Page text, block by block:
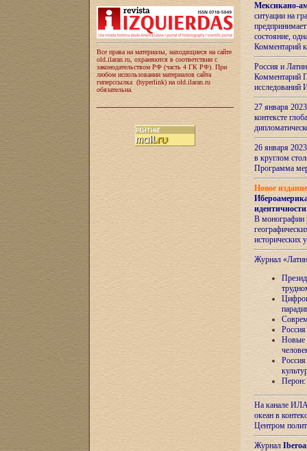
Все права на материалы, находящиеся на сайте
old.ilaran.ru, охраняются в соответствии с
законодательством РФ (часть 4 ГК РФ). При
любом использовании материалов сайта
гиперссылка (hyperlink) на old.ilaran.ru
обязательна.
Мексикано-
ситуации на
состояние,
Комментарий
Россия и
Комментарий
27 января
контексте
26 января
в круглом
Программа
Новое
идентичности
В монографии
исторических
Журнал
Новые
Перон:
На канале
океан в
Центром
Журнал